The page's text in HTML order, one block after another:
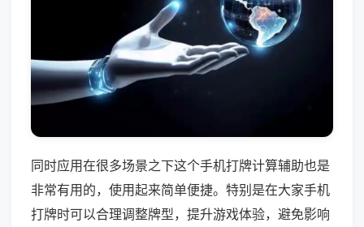
同时应用在很多场景之下这个手机打牌计算辅助也是
非常有用的，使用起来简单便捷。特别是在大家手机
打牌时可以合理调整牌型，提升游戏体验，避免影响